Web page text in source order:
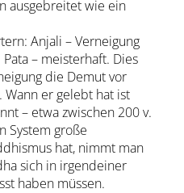
ausgebreitet wie ein
Anjali – Verneigung
– meisterhaft. Dies
die Demut vor
Wann er gelebt hat ist
– etwa zwischen 200 v.
System große
hat, nimmt man
sich in irgendeiner
haben müssen.